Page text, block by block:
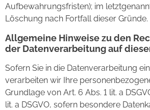
Aufbewahrungsfristen); im
Löschung nach Fortfall dieser Gründe.
Allgemeine Hinweise zu den
der Datenverarbeitung auf
Sofern Sie in die Datenverarbeitung
verarbeiten wir Ihre
Grundlage von Art. 6 Abs. 1 lit. a
lit. a DSGVO, sofern besondere